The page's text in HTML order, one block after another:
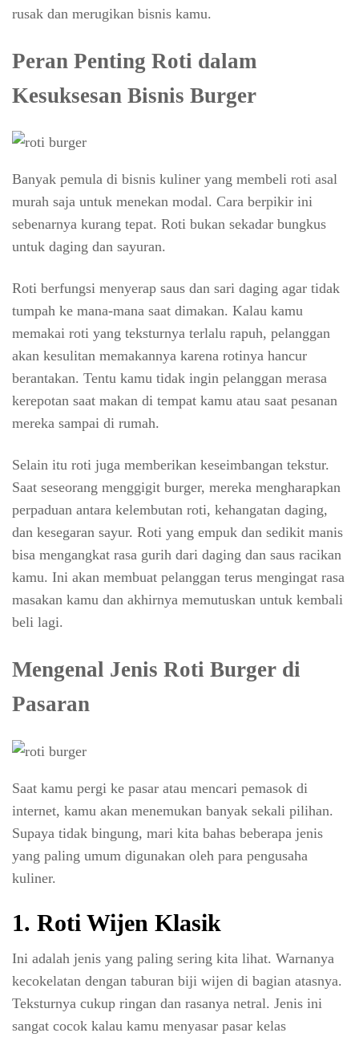
rusak dan merugikan bisnis kamu.
Peran Penting Roti dalam
Kesuksesan Bisnis Burger
Banyak pemula di bisnis kuliner yang membeli roti asal
murah saja untuk menekan modal. Cara berpikir ini
sebenarnya kurang tepat. Roti bukan sekadar bungkus
untuk daging dan sayuran.
Roti berfungsi menyerap saus dan sari daging agar tidak
tumpah ke mana-mana saat dimakan. Kalau kamu
memakai roti yang teksturnya terlalu rapuh, pelanggan
akan kesulitan memakannya karena rotinya hancur
berantakan. Tentu kamu tidak ingin pelanggan merasa
kerepotan saat makan di tempat kamu atau saat pesanan
mereka sampai di rumah.
Selain itu roti juga memberikan keseimbangan tekstur.
Saat seseorang menggigit burger, mereka mengharapkan
perpaduan antara kelembutan roti, kehangatan daging,
dan kesegaran sayur. Roti yang empuk dan sedikit manis
bisa mengangkat rasa gurih dari daging dan saus racikan
kamu. Ini akan membuat pelanggan terus mengingat rasa
masakan kamu dan akhirnya memutuskan untuk kembali
beli lagi.
Mengenal Jenis Roti Burger di
Pasaran
Saat kamu pergi ke pasar atau mencari pemasok di
internet, kamu akan menemukan banyak sekali pilihan.
Supaya tidak bingung, mari kita bahas beberapa jenis
yang paling umum digunakan oleh para pengusaha
kuliner.
1. Roti Wijen Klasik
Ini adalah jenis yang paling sering kita lihat. Warnanya
kecokelatan dengan taburan biji wijen di bagian atasnya.
Teksturnya cukup ringan dan rasanya netral. Jenis ini
sangat cocok kalau kamu menyasar pasar kelas